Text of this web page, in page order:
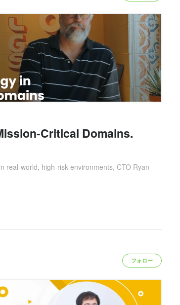
Critical Domains.
real-world, high-risk environments, CTO Ryan
フォロー